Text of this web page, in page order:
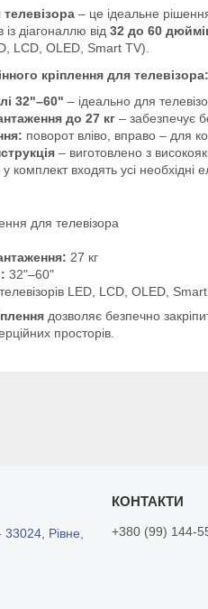
телевізора – це ідеальне
із діагоналлю від 32 до 60
LCD, OLED, Smart TV).
кріплення для телевізора:
32"–60" – ідеально для
до 27 кг – забезпечує
поворот вліво, вправо – для
– виготовлено з
у комплект входять усі необхідні
для телевізора
27 кг
32"–60"
LED, LCD, OLED,
дозволяє безпечно
просторів.
Рівне,
+380 (99) 144-